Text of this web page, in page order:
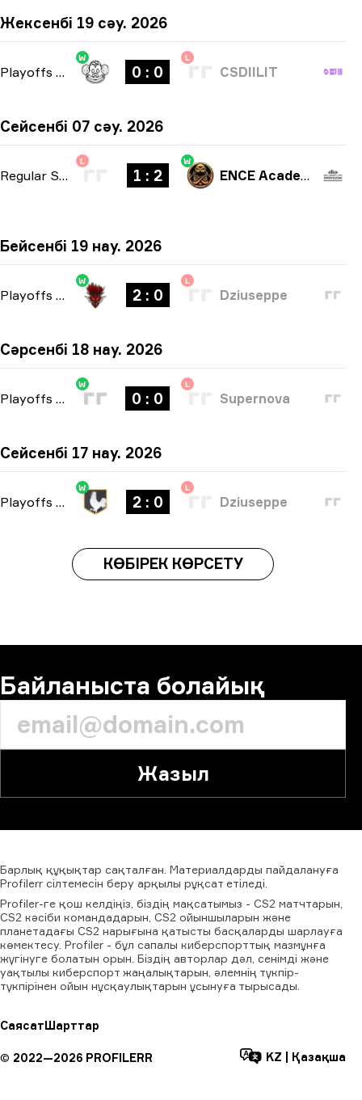
Жексенбі 19 сәу. 2026
Playoffs bo3
W
0 : 0
L
CSDIILIT
Сейсенбі 07 сәу. 2026
Regular Season
L
1 : 2
W
ENCE Academy
Бейсенбі 19 нау. 2026
Playoffs bo3
W
2 : 0
L
Dziuseppe
Сәрсенбі 18 нау. 2026
Playoffs bo3
W
0 : 0
L
Supernova
Сейсенбі 17 нау. 2026
Playoffs
W
2 : 0
L
Dziuseppe
КӨБІРЕК КӨРСЕТУ
Байланыста болайық
Жазыл
Барлық құқықтар сақталған. Материалдарды пайдалануға
Profilerr сілтемесін беру арқылы рұқсат етіледі.
Profiler-ге қош келдіңіз, біздің мақсатымыз - CS2 матчтарын,
CS2 кәсіби командадарын, CS2 ойыншыларын және
планетадағы CS2 нарығына қатысты басқаларды шарлауға
көмектесу. Profiler - бұл сапалы киберспорттық мазмұнға
жүгінуге болатын орын. Біздің авторлар дәл, сенімді және
уақтылы киберспорт жаңалықтарын, әлемнің түкпір-
түкпірінен ойын нұсқаулықтарын ұсынуға тырысады.
СаясатШарттар
© 2022—2026 PROFILERR KZ Қазақша